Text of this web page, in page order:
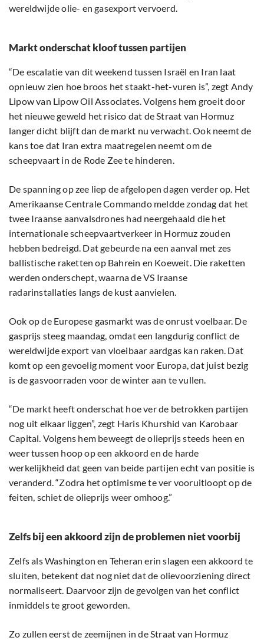
wereldwijde olie- en gasexport vervoerd.
Markt onderschat kloof tussen partijen
“De escalatie van dit weekend tussen Israël en Iran laat
opnieuw zien hoe broos het staakt-het-vuren is”, zegt Andy
Lipow van Lipow Oil Associates. Volgens hem groeit door
het nieuwe geweld het risico dat de Straat van Hormuz
langer dicht blijft dan de markt nu verwacht. Ook neemt de
kans toe dat Iran extra maatregelen neemt om de
scheepvaart in de Rode Zee te hinderen.
De spanning op zee liep de afgelopen dagen verder op. Het
Amerikaanse Centrale Commando meldde zondag dat het
twee Iraanse aanvalsdrones had neergehaald die het
internationale scheepvaartverkeer in Hormuz zouden
hebben bedreigd. Dat gebeurde na een aanval met zes
ballistische raketten op Bahrein en Koeweit. Die raketten
werden onderschept, waarna de VS Iraanse
radarinstallaties langs de kust aanvielen.
Ook op de Europese gasmarkt was de onrust voelbaar. De
gasprijs steeg maandag, omdat een langdurig conflict de
wereldwijde export van vloeibaar aardgas kan raken. Dat
komt op een gevoelig moment voor Europa, dat juist bezig
is de gasvoorraden voor de winter aan te vullen.
“De markt heeft onderschat hoe ver de betrokken partijen
nog uit elkaar liggen”, zegt Haris Khurshid van Karobaar
Capital. Volgens hem beweegt de olieprijs steeds heen en
weer tussen hoop op een akkoord en de harde
werkelijkheid dat geen van beide partijen echt van positie is
veranderd. “Zodra het optimisme te ver vooruitloopt op de
feiten, schiet de olieprijs weer omhoog.”
Zelfs bij een akkoord zijn de problemen niet voorbij
Zelfs als Washington en Teheran erin slagen een akkoord te
sluiten, betekent dat nog niet dat de olievoorziening direct
normaliseert. Daarvoor zijn de gevolgen van het conflict
inmiddels te groot geworden.
Zo zullen eerst de zeemijnen in de Straat van Hormuz